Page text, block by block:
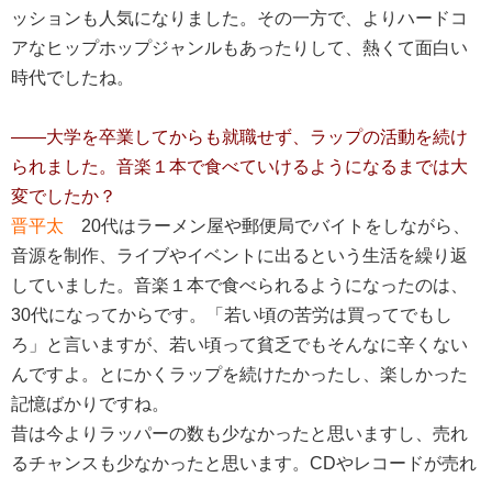
ッションも人気になりました。その一方で、よりハードコ
アなヒップホップジャンルもあったりして、熱くて面白い
時代でしたね。
――大学を卒業してからも就職せず、ラップの活動を続け
られました。 音楽１本で食べていけるようになるまでは大
変でしたか？
晋平太 20代はラーメン屋や郵便局でバイトをしながら、
音源を制作、ライブやイベントに出るという生活を繰り返
していました。音楽１本で食べられるようになったのは、
30代になってからです。「若い頃の苦労は買ってでもし
ろ」と言いますが、若い頃って貧乏でもそんなに辛くない
んですよ。とにかくラップを続けたかったし、楽しかった
記憶ばかりですね。
昔は今よりラッパーの数も少なかったと思いますし、売れ
るチャンスも少なかったと思います。CDやレコードが売れ